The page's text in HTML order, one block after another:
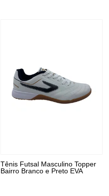
Tênis Futsal Masculino Topper
Bairro Branco e Preto EVA